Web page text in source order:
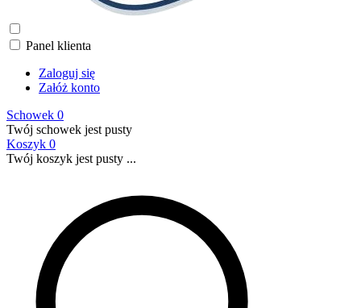
Panel klienta
Zaloguj się
Załóż konto
Schowek 0
Twój schowek jest pusty
Koszyk 0
Twój koszyk jest pusty ...